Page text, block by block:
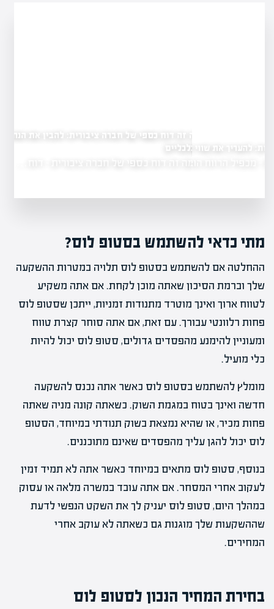
את שווי החברה
מה זה דוח כספי של חברה ציבורית: להבין את הנתונים
הכלכליים
מתי כדאי להשתמש בסטופ לוס?
ההחלטה אם להשתמש בסטופ לוס תלויה במטרות ההשקעה
שלך וברמת הסיכון שאתה מוכן לקחת. אם אתה משקיע
לטווח ארוך ואינך מוטרד מתנודות זמניות, ייתכן שסטופ לוס
פחות רלוונטי עבורך. עם זאת, אם אתה סוחר קצרת טווח
ומעוניין להימנע מהפסדים גדולים, סטופ לוס יכול להיות
כלי מועיל.
מומלץ להשתמש בסטופ לוס כאשר אתה נכנס להשקעה
חדשה ואינך בטוח במגמת השוק. כשאתה קונה מניה שאתה
פחות מכיר, או שהיא נמצאת בשוק תנודתי במיוחד, הסטופ
לוס יכול להגן עליך מהפסדים שאינם מתוכננים.
בנוסף, סטופ לוס מתאים במיוחד כאשר אתה לא תמיד זמין
לעקוב אחרי המסחר. אם אתה עובד במשרה מלאה או עסוק
במהלך היום, סטופ לוס יעניק לך את השקט הנפשי לדעת
שההשקעות שלך מוגנות גם כשאתה לא עוקב אחרי
המחירים.
בחירת המחיר הנכון לסטופ לוס